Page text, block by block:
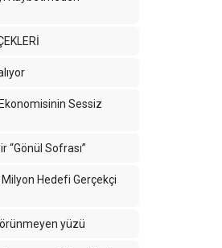
Sessiz
“Gönül Sofrası”
Hedefi Gerçekçi
yüzü